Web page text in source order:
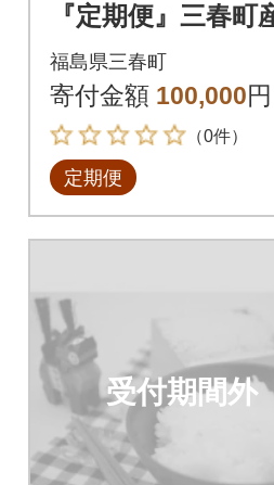
『定期便』三春町
シヒカリ計15kg全5
福島県三春町
寄付金額 100,000円
（0件）
定期便
受付期間外